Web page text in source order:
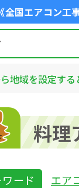
《全国エアコン工
地域を設定する
料理
ード エア